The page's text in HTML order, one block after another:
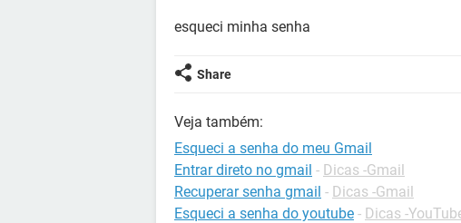
esqueci minha senha
Share
Veja também:
Esqueci a senha do meu Gmail
Entrar direto no gmail - Dicas -Gmail
Recuperar senha gmail - Dicas -Gmail
Esqueci a senha do youtube - Dicas -